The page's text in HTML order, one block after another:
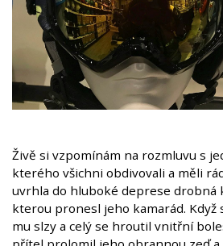
Živě si vzpomínám na rozmluvu s
kterého všichni obdivovali a měli
uvrhla do hluboké deprese drobná
kterou pronesl jeho kamarád. Když
mu slzy a celý se hroutil vnitřní